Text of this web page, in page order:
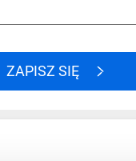
ZAPISZ SIĘ